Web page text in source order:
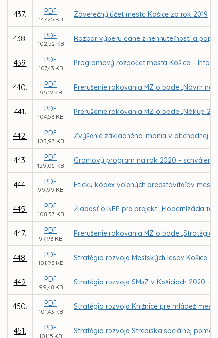
437. PDF
147,25 KB
Záverečný účet mesta Košice za rok 2019
438. PDF
102,52 KB
Rozbor výberu dane z nehnuteľností a
439. PDF
107,43 KB
Programový rozpočet mesta Košice –
440. PDF
95,12 KB
Prerušenie rokovania MZ o bode „Návrh
441. PDF
104,53 KB
Prerušenie rokovania MZ o bode „Nákup
442. PDF
103,93 KB
Zvýšenie základného imania v obchodnej
443. PDF
129,05 KB
Grantový program na rok 2020 –
444. PDF
99,99 KB
Etický kódex volených predstaviteľov
445. PDF
108,33 KB
Žiadosť o NFP pre projekt „Modernizácia
447. PDF
97,93 KB
Prerušenie rokovania MZ o bode „Stratégia
448. PDF
101,98 KB
Stratégia rozvoja Mestských lesov Košice,
449. PDF
99,48 KB
Stratégia rozvoja SMsZ v Košiciach 2020 –
450. PDF
101,43 KB
Stratégia rozvoja Knižnice pre mládež mesta
451. PDF
101,15 KB
Stratégia rozvoja Strediska sociálnej pomoci